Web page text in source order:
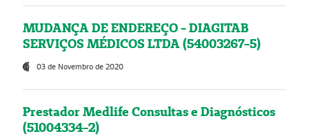
MUDANÇA DE ENDEREÇO - DIAGITAB
SERVIÇOS MÉDICOS LTDA (54003267-5)
03 de Novembro de 2020
Prestador Medlife Consultas e Diagnósticos
(51004334-2)